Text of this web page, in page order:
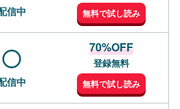
信中 無料で試し読み
信中
70%OFF
登録無料
無料で試し読み